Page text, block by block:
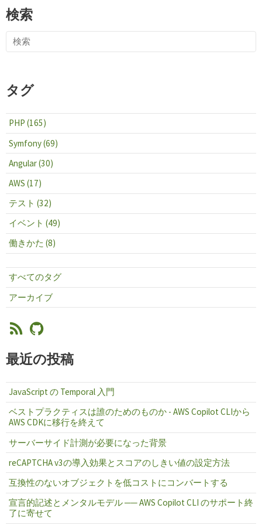
検索
タグ
PHP (165)
Symfony (69)
Angular (30)
AWS (17)
テスト (32)
イベント (49)
働きかた (8)
すべてのタグ
アーカイブ
最近の投稿
JavaScript の Temporal 入門
ベストプラクティスは誰のためのものか - AWS Copilot CLIから
AWS CDKに移行を終えて
サーバーサイド計測が必要になった背景
reCAPTCHA v3の導入効果とスコアのしきい値の設定方法
互換性のないオブジェクトを低コストにコンバートする
宣言的記述とメンタルモデル ── AWS Copilot CLI のサポート終
了に寄せて